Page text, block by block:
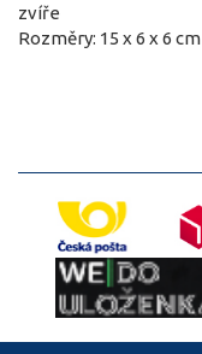
zvíře
Rozměry: 15 x 6 x 6 cm